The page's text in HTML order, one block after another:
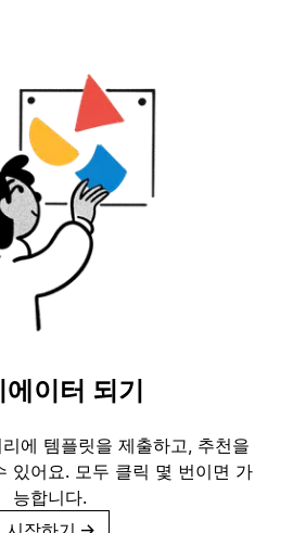
이터 되기
에 템플릿을 제출하고, 추천을
있어요. 모두 클릭 몇 번이면 가
능합니다.